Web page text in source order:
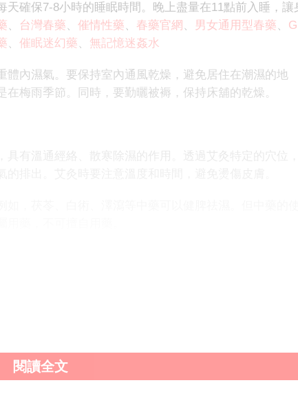
確保7-8小時的睡眠時間。晚上盡量在11點前入睡，讓
、 台灣春藥、 催情性藥、 春藥官網 、 男女通用型春藥、 G
、 催眠迷幻藥、 無記憶迷姦水
內濕氣。要保持室內通風乾燥，避免居住在潮濕的地
梅雨季節。同時，要勤曬被褥，保持床舖的乾燥。
閱讀全文